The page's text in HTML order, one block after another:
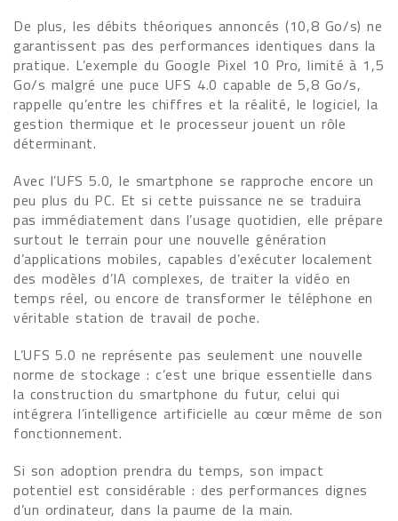
De plus, les débits théoriques annoncés (10,8 Go/s) ne
garantissent pas des performances identiques dans la
pratique. L’exemple du Google Pixel 10 Pro, limité à 1,5
Go/s malgré une puce UFS 4.0 capable de 5,8 Go/s,
rappelle qu’entre les chiffres et la réalité, le logiciel, la
gestion thermique et le processeur jouent un rôle
déterminant.
Avec l’UFS 5.0, le smartphone se rapproche encore un
peu plus du PC. Et si cette puissance ne se traduira
pas immédiatement dans l’usage quotidien, elle prépare
surtout le terrain pour une nouvelle génération
d’applications mobiles, capables d’exécuter localement
des modèles d’IA complexes, de traiter la vidéo en
temps réel, ou encore de transformer le téléphone en
véritable station de travail de poche.
L’UFS 5.0 ne représente pas seulement une nouvelle
norme de stockage : c’est une brique essentielle dans
la construction du smartphone du futur, celui qui
intégrera l’intelligence artificielle au cœur même de son
fonctionnement.
Si son adoption prendra du temps, son impact
potentiel est considérable : des performances dignes
d’un ordinateur, dans la paume de la main.